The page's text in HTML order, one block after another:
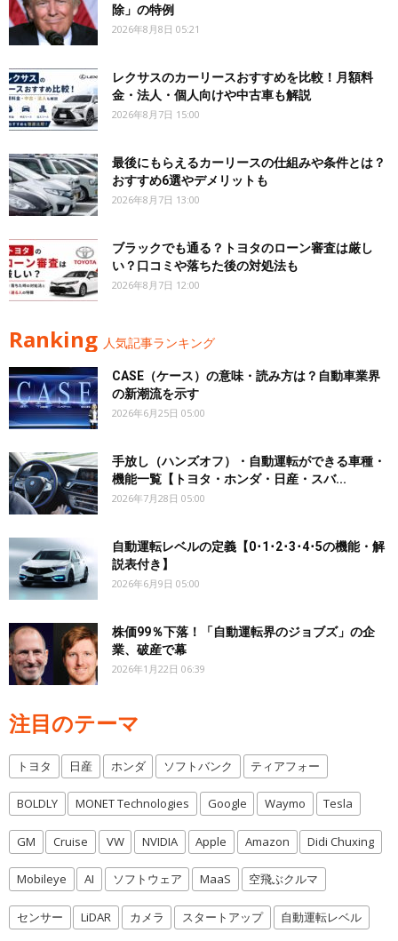
除」の特例
2026年8月8日 05:21
レクサスのカーリースおすすめを比較！月額料
金・法人・個人向けや中古車も解説
2026年8月7日 15:00
最後にもらえるカーリースの仕組みや条件とは？
おすすめ6選やデメリットも
2026年8月7日 13:00
ブラックでも通る？トヨタのローン審査は厳し
い？口コミや落ちた後の対処法も
2026年8月7日 12:00
Ranking 人気記事ランキング
CASE（ケース）の意味・読み方は？自動車業界
の新潮流を示す
2026年6月25日 05:00
手放し（ハンズオフ）・自動運転ができる車種・
機能一覧【トヨタ・ホンダ・日産・スバ...
2026年7月28日 05:00
自動運転レベルの定義【0･1･2･3･4･5の機能・解
説表付き】
2026年6月9日 05:00
株価99％下落！「自動運転界のジョブズ」の企
業、破産で幕
2026年1月22日 06:39
注目のテーマ
トヨタ 日産 ホンダ ソフトバンク ティアフォー
BOLDLY MONET Technologies Google Waymo Tesla
GM Cruise VW NVIDIA Apple Amazon Didi Chuxing
Mobileye AI ソフトウェア MaaS 空飛ぶクルマ
センサー LiDAR カメラ スタートアップ 自動運転レベル